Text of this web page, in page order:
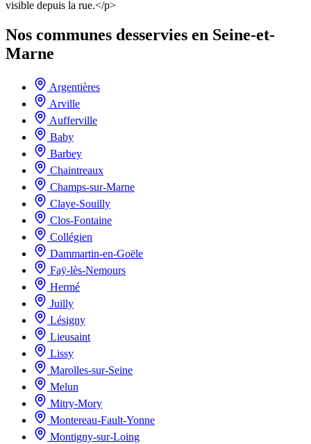
visible depuis la rue.</p>
Nos communes desservies en Seine-et-
Marne
Argentières
Arville
Aufferville
Baby
Barbey
Chaintreaux
Champs-sur-Marne
Claye-Souilly
Clos-Fontaine
Collégien
Dammartin-en-Goële
Faÿ-lès-Nemours
Hermé
Juilly
Lésigny
Lieusaint
Lissy
Marolles-sur-Seine
Melun
Mitry-Mory
Montereau-Fault-Yonne
Montigny-sur-Loing